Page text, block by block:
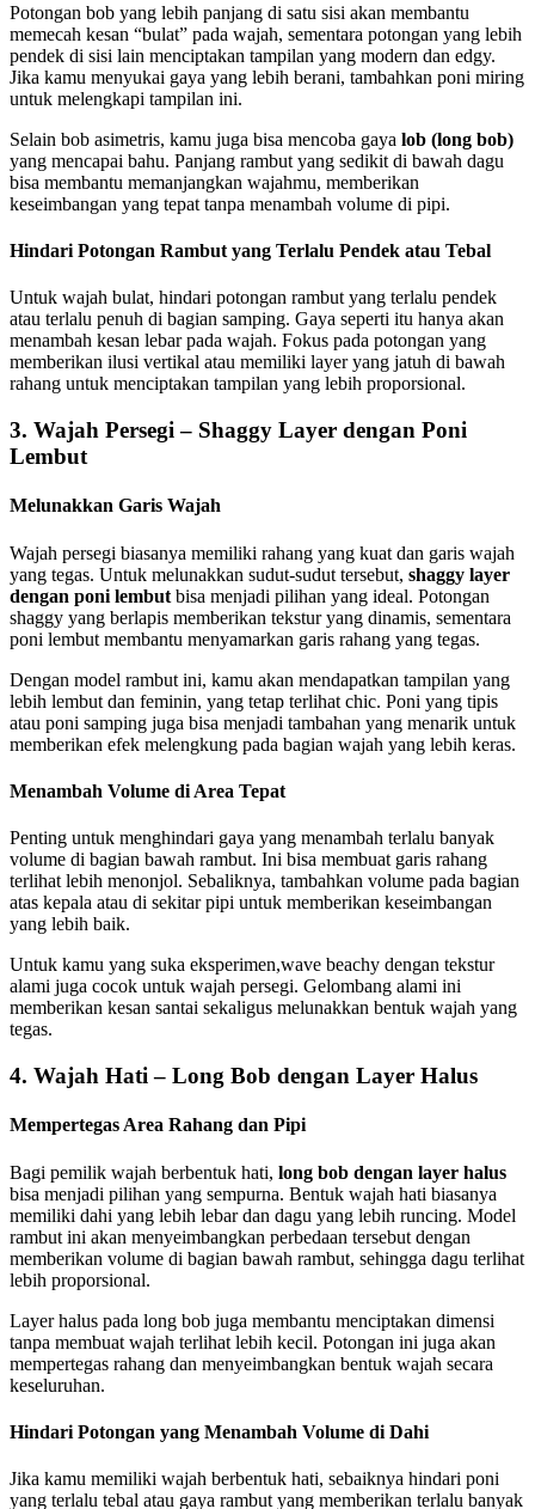
Potongan bob yang lebih panjang di satu sisi akan membantu
memecah kesan “bulat” pada wajah, sementara potongan yang lebih
pendek di sisi lain menciptakan tampilan yang modern dan edgy.
Jika kamu menyukai gaya yang lebih berani, tambahkan poni miring
untuk melengkapi tampilan ini.
Selain bob asimetris, kamu juga bisa mencoba gaya lob (long bob)
yang mencapai bahu. Panjang rambut yang sedikit di bawah dagu
bisa membantu memanjangkan wajahmu, memberikan
keseimbangan yang tepat tanpa menambah volume di pipi.
Hindari Potongan Rambut yang Terlalu Pendek atau Tebal
Untuk wajah bulat, hindari potongan rambut yang terlalu pendek
atau terlalu penuh di bagian samping. Gaya seperti itu hanya akan
menambah kesan lebar pada wajah. Fokus pada potongan yang
memberikan ilusi vertikal atau memiliki layer yang jatuh di bawah
rahang untuk menciptakan tampilan yang lebih proporsional.
3. Wajah Persegi – Shaggy Layer dengan Poni
Lembut
Melunakkan Garis Wajah
Wajah persegi biasanya memiliki rahang yang kuat dan garis wajah
yang tegas. Untuk melunakkan sudut-sudut tersebut, shaggy layer
dengan poni lembut bisa menjadi pilihan yang ideal. Potongan
shaggy yang berlapis memberikan tekstur yang dinamis, sementara
poni lembut membantu menyamarkan garis rahang yang tegas.
Dengan model rambut ini, kamu akan mendapatkan tampilan yang
lebih lembut dan feminin, yang tetap terlihat chic. Poni yang tipis
atau poni samping juga bisa menjadi tambahan yang menarik untuk
memberikan efek melengkung pada bagian wajah yang lebih keras.
Menambah Volume di Area Tepat
Penting untuk menghindari gaya yang menambah terlalu banyak
volume di bagian bawah rambut. Ini bisa membuat garis rahang
terlihat lebih menonjol. Sebaliknya, tambahkan volume pada bagian
atas kepala atau di sekitar pipi untuk memberikan keseimbangan
yang lebih baik.
Untuk kamu yang suka eksperimen,wave beachy dengan tekstur
alami juga cocok untuk wajah persegi. Gelombang alami ini
memberikan kesan santai sekaligus melunakkan bentuk wajah yang
tegas.
4. Wajah Hati – Long Bob dengan Layer Halus
Mempertegas Area Rahang dan Pipi
Bagi pemilik wajah berbentuk hati, long bob dengan layer halus
bisa menjadi pilihan yang sempurna. Bentuk wajah hati biasanya
memiliki dahi yang lebih lebar dan dagu yang lebih runcing. Model
rambut ini akan menyeimbangkan perbedaan tersebut dengan
memberikan volume di bagian bawah rambut, sehingga dagu terlihat
lebih proporsional.
Layer halus pada long bob juga membantu menciptakan dimensi
tanpa membuat wajah terlihat lebih kecil. Potongan ini juga akan
mempertegas rahang dan menyeimbangkan bentuk wajah secara
keseluruhan.
Hindari Potongan yang Menambah Volume di Dahi
Jika kamu memiliki wajah berbentuk hati, sebaiknya hindari poni
yang terlalu tebal atau gaya rambut yang memberikan terlalu banyak